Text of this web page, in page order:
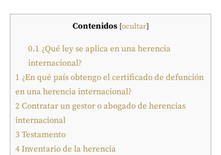
Contenidos [ocultar]
0.1 ¿Qué ley se aplica en una herencia
internacional?
1 ¿En qué país obtengo el certificado de defunción
en una herencia internacional?
2 Contratar un gestor o abogado de herencias
internacional
3 Testamento
4Inventario de la herencia